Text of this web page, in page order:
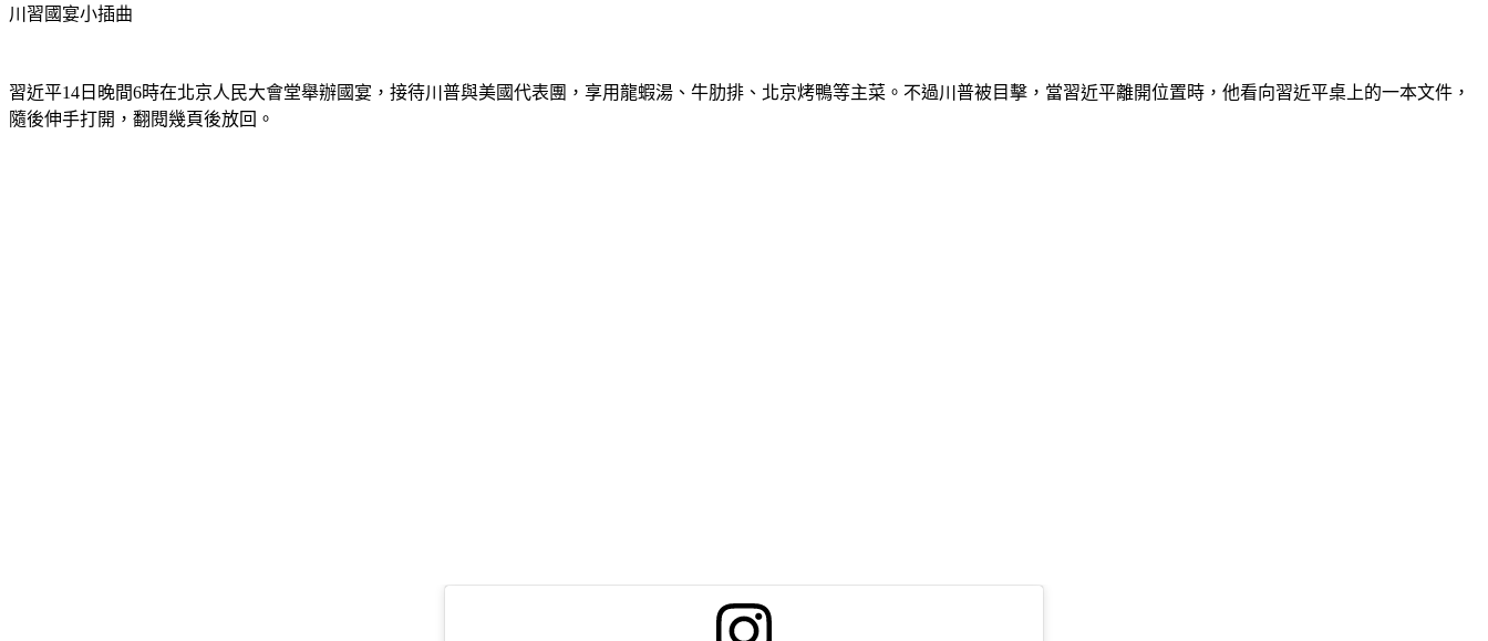
川習國宴小插曲
習近平14日晚間6時在北京人民大會堂舉辦國宴，接待川普與美國代表團，享用龍蝦湯、牛肋排、北京烤鴨等主菜。不過川普被目擊，當習近平離開位置時，他看向習近平桌上的一本文件，
隨後伸手打開，翻閱幾頁後放回。